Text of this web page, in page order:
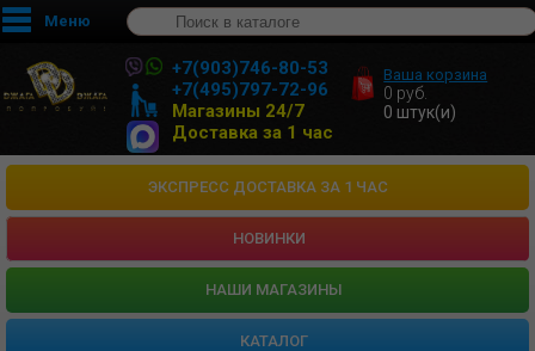
Меню
+7(903)746-80-53
+7(495)797-72-96
Магазины 24/7
Доставка за 1 час
Ваша корзина
0 руб.
0 штук(и)
ЭКСПРЕСС ДОСТАВКА ЗА 1 ЧАС
НОВИНКИ
HАШИ МАГАЗИНЫ
КАТАЛОГ